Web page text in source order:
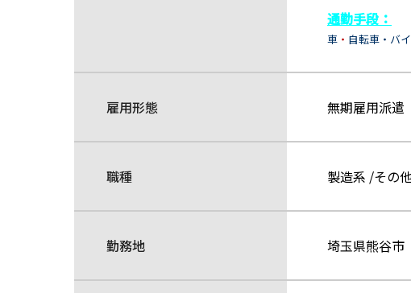
通勤手段：
車 ・ 自転車・ バ
雇用形態 無期雇用派遣
職種 製造系 /その
勤務地 埼玉県熊谷市